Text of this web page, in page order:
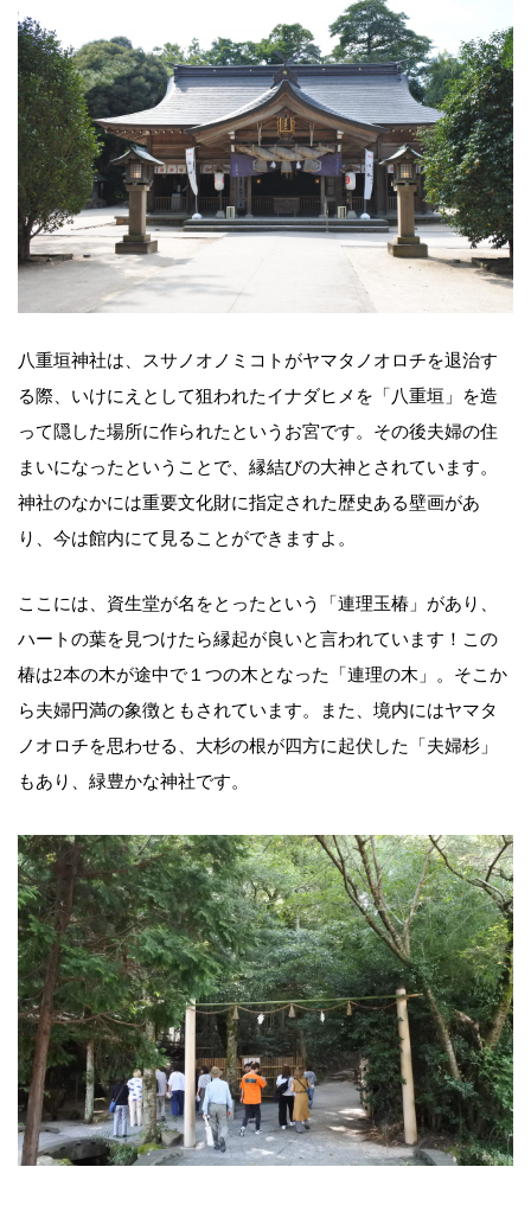
八重垣神社は、スサノオノミコトがヤマタノオロチを退治す
る際、いけにえとして狙われたイナダヒメを「八重垣」を造
って隠した場所に作られたというお宮です。その後夫婦の住
まいになったということで、縁結びの大神とされています。
神社のなかには重要文化財に指定された歴史ある壁画があ
り、今は館内にて見ることができますよ。
ここには、資生堂が名をとったという「連理玉椿」があり、
ハートの葉を見つけたら縁起が良いと言われています！この
椿は2本の木が途中で１つの木となった「連理の木」。そこか
ら夫婦円満の象徴ともされています。また、境内にはヤマタ
ノオロチを思わせる、大杉の根が四方に起伏した「夫婦杉」
もあり、緑豊かな神社です。